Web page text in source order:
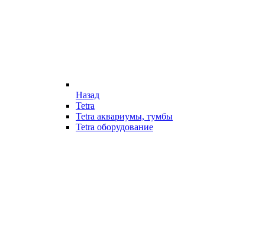
Назад
Tetra
Tetra аквариумы, тумбы
Tetra оборудование